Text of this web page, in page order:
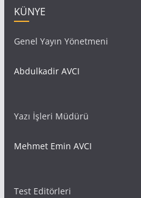
KÜNYE
Genel Yayın Yönetmeni
Abdulkadir AVCI
Yazı İşleri Müdürü
Mehmet Emin AVCI
Test Editörleri